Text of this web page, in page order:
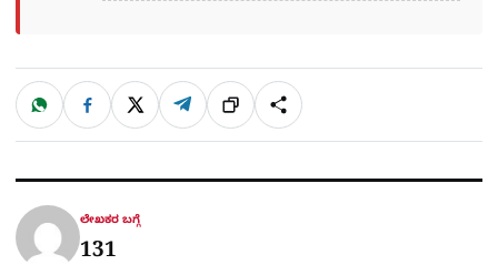
ಹಂಚಿಕೊಳ್ಳಿ
W
a
t
p
p
F
c
e
o
k
X T
l
e
a
m
ಲಿಂ
ಕ್
S
h
a
ಲೇಖಕರ ಬಗ್ಗೆ
131